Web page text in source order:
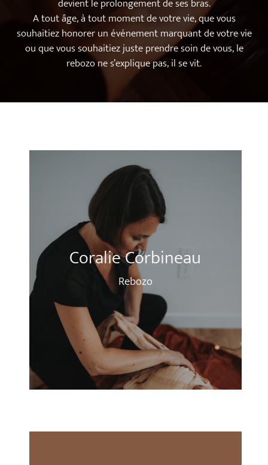
devient le prolongement de ses bras.
A tout âge, à tout moment de votre vie, que vous
souhaitiez honorer un événement marquant de votre vie
ou que vous souhaitiez juste prendre soin de vous, le
rebozo ne s’explique pas, il se vit.
Coralie Corbineau
Rebozo